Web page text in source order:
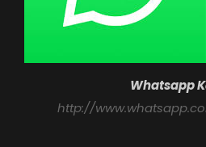
Whatsapp
http://